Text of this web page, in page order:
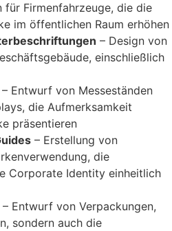
für Firmenfahrzeuge, die die
im öffentlichen Raum erhöhen
– Design von
einschließlich
– Entwurf von Messeständen
die Aufmerksamkeit
präsentieren
– Erstellung von
die
Corporate Identity einheitlich
– Entwurf von Verpackungen,
sondern auch die